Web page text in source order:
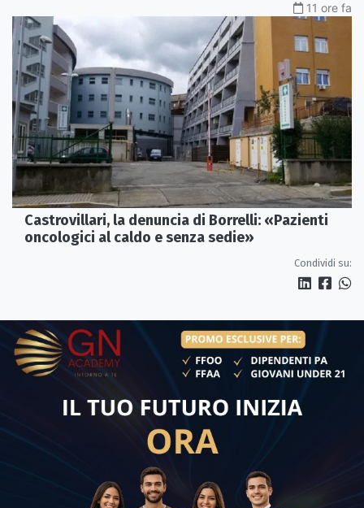
11 ore fa
Castrovillari, la denuncia di Borrelli: «Pazienti
oncologici al caldo e senza sedie»
Condividi su: